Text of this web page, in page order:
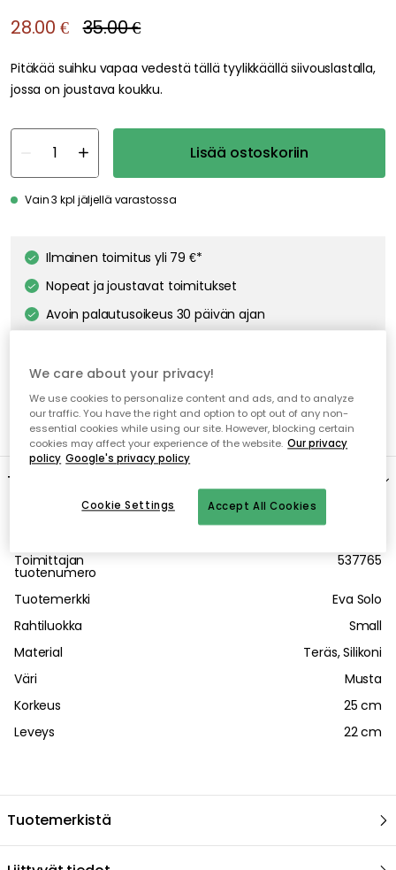
We care about your privacy!
We use cookies to personalize content and ads, and to analyze
our traffic. You have the right and option to opt out of any non-
essential cookies while using our site. However, blocking certain
cookies may affect your experience of the website. Our privacy
policy Google's privacy policy
Accept All Cookies
Cookie Settings